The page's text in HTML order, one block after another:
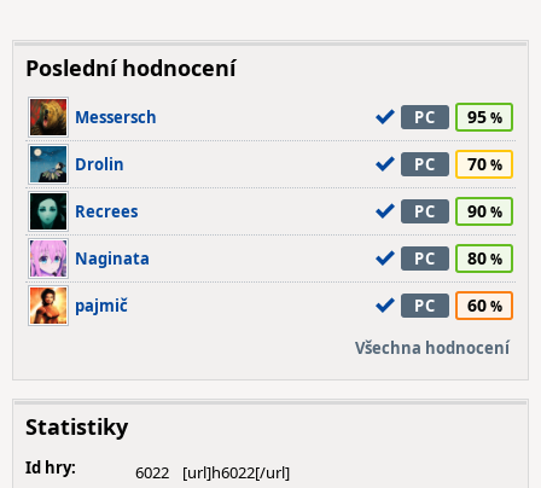
Poslední hodnocení
Messersch PC 95
Drolin PC 70
Recrees PC 90
Naginata PC 80
pajmič PC 60
Všechna hodnocení
Statistiky
Id hry:
6022